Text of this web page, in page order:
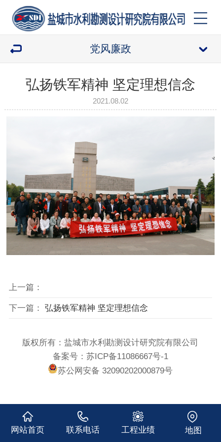
党风廉政
弘扬铁军精神 坚定理想信念
2021.08.02
上一篇：
下一篇： 弘扬铁军精神 坚定理想信念
版权所有：盐城市水利勘测设计研究院有限公司
备案号：苏ICP备11086667号-1
苏公网安备 32090202000879号
网站首页 联系电话 工程业绩 地图